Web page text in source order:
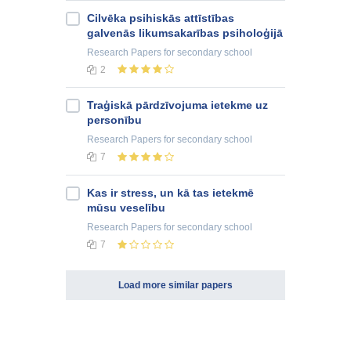
Cilvēka psihiskās attīstības
galvenās likumsakarības psiholoģijā
Research Papers for secondary school
2
Traģiskā pārdzīvojuma ietekme uz
personību
Research Papers for secondary school
7
Kas ir stress, un kā tas ietekmē
mūsu veselību
Research Papers for secondary school
7
Load more similar papers